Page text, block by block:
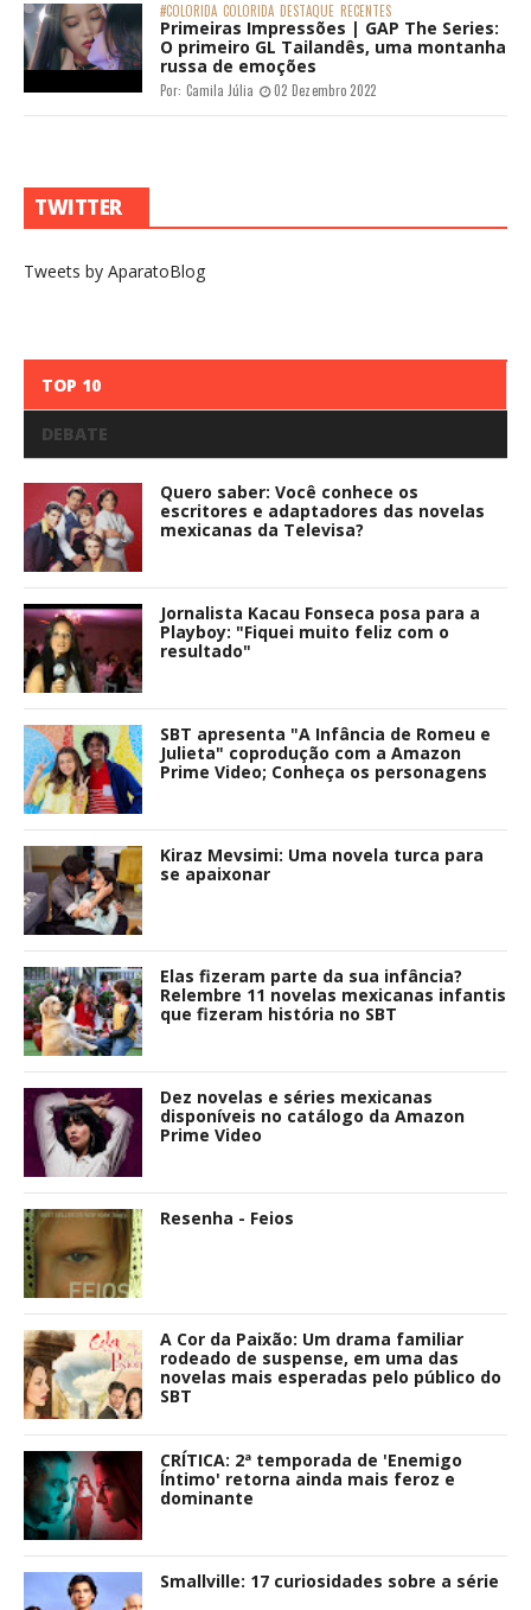
#COLORIDA COLORIDA DESTAQUE RECENTES
Primeiras Impressões | GAP The Series:
O primeiro GL Tailandês, uma montanha
russa de emoções
Por: Camila Júlia 02 Dezembro 2022
TWITTER
Tweets by AparatoBlog
TOP 10
DEBATE
Quero saber: Você conhece os
escritores e adaptadores das novelas
mexicanas da Televisa?
Jornalista Kacau Fonseca posa para a
Playboy: "Fiquei muito feliz com o
resultado"
SBT apresenta "A Infância de Romeu e
Julieta" coprodução com a Amazon
Prime Video; Conheça os personagens
Kiraz Mevsimi: Uma novela turca para
se apaixonar
Elas fizeram parte da sua infância?
Relembre 11 novelas mexicanas infantis
que fizeram história no SBT
Dez novelas e séries mexicanas
disponíveis no catálogo da Amazon
Prime Video
Resenha - Feios
A Cor da Paixão: Um drama familiar
rodeado de suspense, em uma das
novelas mais esperadas pelo público do
SBT
CRÍTICA: 2ª temporada de 'Enemigo
Íntimo' retorna ainda mais feroz e
dominante
Smallville: 17 curiosidades sobre a série